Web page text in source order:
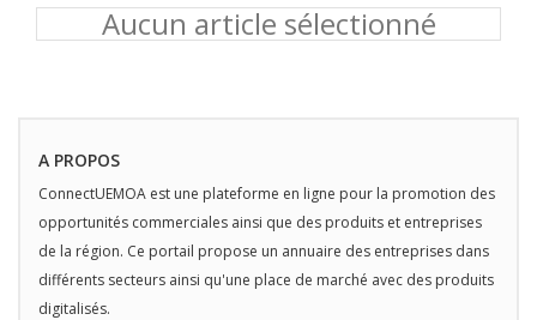
Aucun article sélectionné
A PROPOS
ConnectUEMOA est une plateforme en ligne pour la promotion des
opportunités commerciales ainsi que des produits et entreprises
de la région. Ce portail propose un annuaire des entreprises dans
différents secteurs ainsi qu'une place de marché avec des produits
digitalisés.